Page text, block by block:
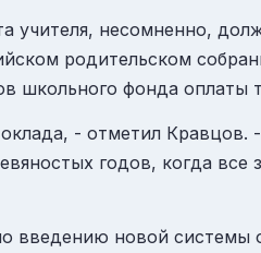
учителя, несомненно,
родительском
школьного фонда оплаты
- отметил Кравцов.
годов, когда все
введению новой системы